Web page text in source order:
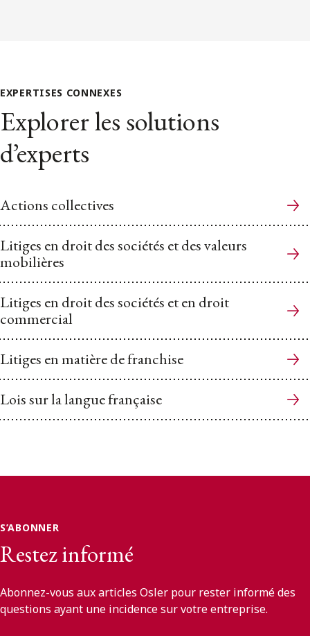
EXPERTISES CONNEXES
Explorer les solutions
d’experts
Actions collectives
Litiges en droit des sociétés et des valeurs
mobilières
Litiges en droit des sociétés et en droit
commercial
Litiges en matière de franchise
Lois sur la langue française
S’ABONNER
Restez informé
Abonnez-vous aux articles Osler pour rester informé des
questions ayant une incidence sur votre entreprise.